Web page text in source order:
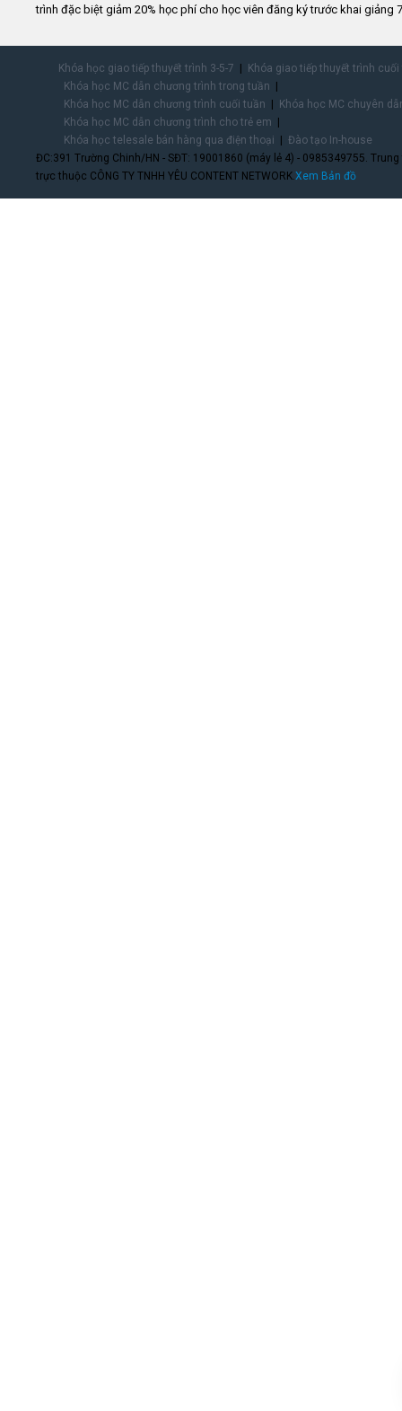
trình đặc biệt giảm 20% học phí cho học viên đăng ký trước khai giảng
Khóa học giao tiếp thuyết trình 3-5-7
Khóa giao tiếp thuyết trình
Khóa học MC dẫn chương trình trong tuần
Khóa học MC dẫn chương trình cuối tuần
Khóa học MC chuyên
Khóa học MC dẫn chương trình cho trẻ em
Khóa học telesale bán hàng qua điện thoại
Đào tạo In-house
ĐC:391 Trường Chinh/HN - SĐT: 19001860 (máy lẻ 4) - 0985349755.
trực thuộc CÔNG TY TNHH YÊU CONTENT NETWORK.Xem Bản đồ